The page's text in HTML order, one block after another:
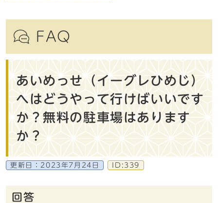
FAQ
あいめっせ（イーグレひめじ）
へはどうやって行けばいいです
か？無料の駐車場はあります
か？
更新日： 2023年7月24日 ID:339
回答